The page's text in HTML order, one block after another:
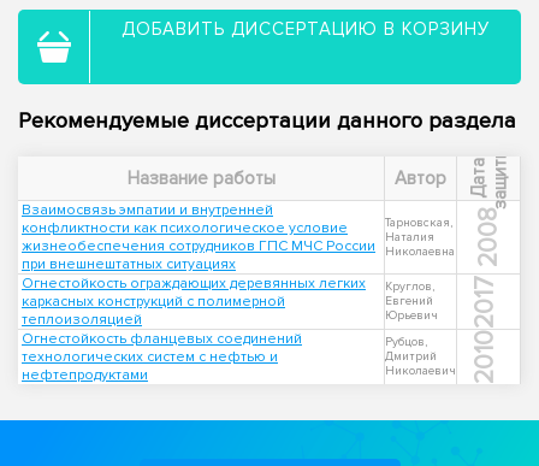
ДОБАВИТЬ ДИССЕРТАЦИЮ В КОРЗИНУ
Рекомендуемые диссертации данного раздела
Название работы Автор Д
а
т
а
з
а
щ
и
т ы
Взаимосвязь эмпатии и внутренней
конфликтности как психологическое условие
жизнеобеспечения сотрудников ГПС МЧС России
при внешнештатных ситуациях
Тарновская,
Наталия
Николаевна
2008
Огнестойкость ограждающих деревянных легких
каркасных конструкций с полимерной
теплоизоляцией
Круглов,
Евгений
Юрьевич
2017
Огнестойкость фланцевых соединений
технологических систем с нефтью и
нефтепродуктами
Рубцов,
Дмитрий
Николаевич
2010